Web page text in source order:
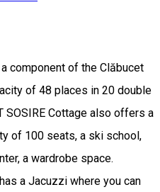
component of the Clăbucet
of 48 places in 20 double
SOSIRE Cottage also offers a
of 100 seats, a ski school,
a wardrobe space.
a Jacuzzi where you can